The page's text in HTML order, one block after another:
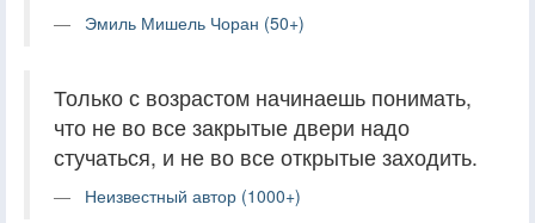
Эмиль Мишель Чоран (50+)
Только с возрастом начинаешь понимать,
что не во все закрытые двери надо
стучаться, и не во все открытые заходить.
Неизвестный автор (1000+)